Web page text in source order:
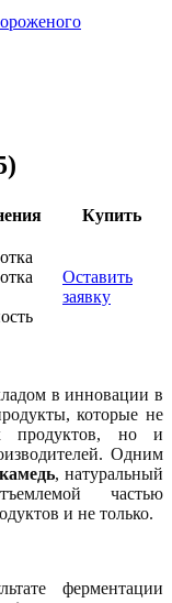
Купить
Оставить
заявку
в инновации в
которые не
продуктов, но и
Одним
, натуральный
частью
и не только.
ферментации